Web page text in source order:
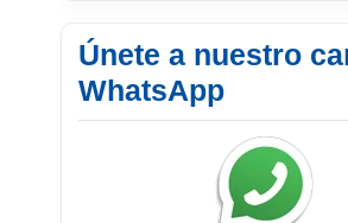
Únete a nuestro
WhatsApp